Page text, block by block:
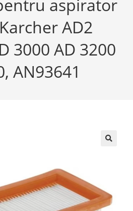
aspirator
AD2
3000 AD 3200
AN93641